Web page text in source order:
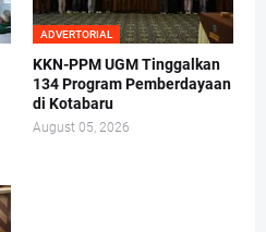
ADVERTORIAL
KKN-PPM UGM Tinggalkan
134 Program Pemberdayaan
di Kotabaru
August 05, 2026